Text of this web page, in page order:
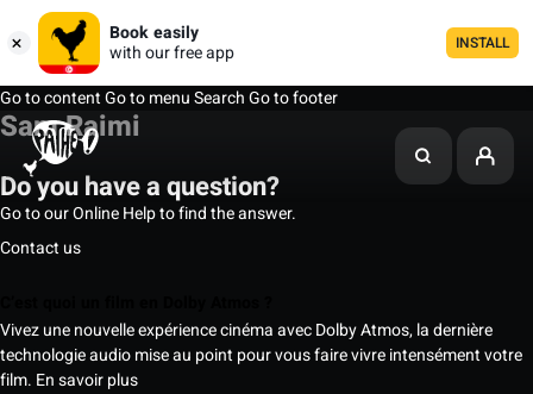
Book easily
with our free app
INSTALL
Go to contentGo to menuSearchGo to footer
Sam Raimi
Do you have a question?
Go to our Online Help to find the answer.
Contact us
Vivez une nouvelle expérience cinéma avec Dolby Atmos, la dernière
technologie audio mise au point pour vous faire vivre intensément votre
film. En savoir plus